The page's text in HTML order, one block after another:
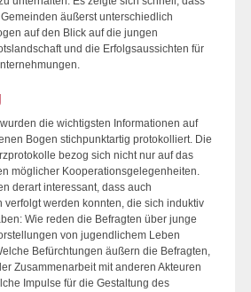
äußerst unterschiedlich
auf den Blick auf die jungen
und die Erfolgsaussichten für
die wichtigsten Informationen auf
Bogen stichpunktartig protokolliert. Die
bezog sich nicht nur auf das
möglicher Kooperationsgelegenheiten.
derart interessant, dass auch
verfolgt werden konnten, die sich induktiv
Wie reden die Befragten über junge
von jugendlichem Leben
Befürchtungen äußern die Befragten,
Zusammenarbeit mit anderen Akteuren
Impulse für die Gestaltung des